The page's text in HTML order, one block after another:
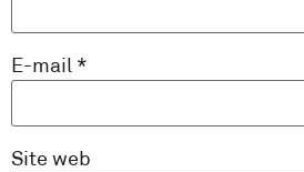
E-mail *
Site web